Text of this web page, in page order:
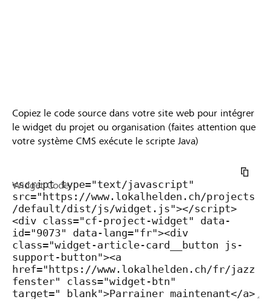
Copiez le code source dans votre site web pour intégrer
le widget du projet ou organisation (faites attention que
votre système CMS exécute le scripte Java)
Widget Code